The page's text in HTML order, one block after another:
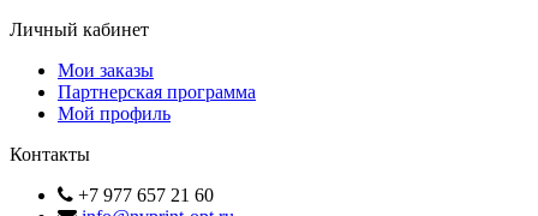
Личный кабинет
Мои заказы
Партнерская программа
Мой профиль
Контакты
+7 977 657 21 60